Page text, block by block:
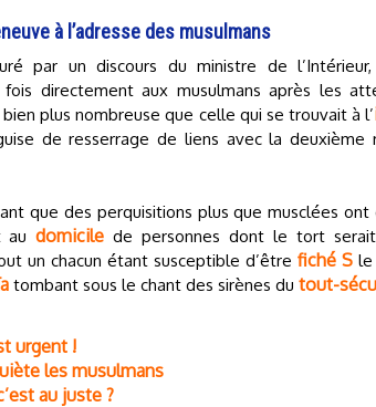
à l’adresse des musulmans
par un discours du ministre de l’Intérieur,
fois directement aux musulmans après les
plus nombreuse que celle qui se trouvait à l’
de resserrage de liens avec la deuxième
que des perquisitions plus que musclées ont
audomicile de personnes dont le tort
un chacun étant susceptible d’être fiché S le
tombant sous le chant des sirènes du tout-
urgent !
les musulmans
au juste ?